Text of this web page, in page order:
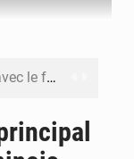
Bamako joue avec le feu